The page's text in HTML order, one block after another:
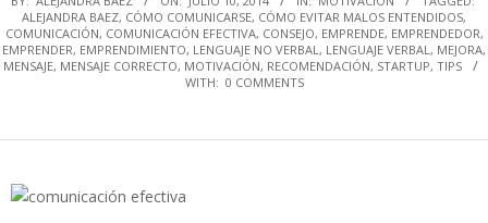
ALEJANDRA BAEZ, CÓMO COMUNICARSE, CÓMO EVITAR MALOS ENTENDIDOS,
COMUNICACIÓN, COMUNICACIÓN EFECTIVA, CONSEJO, EMPRENDE, EMPRENDEDOR,
EMPRENDER, EMPRENDIMIENTO, LENGUAJE NO VERBAL, LENGUAJE VERBAL, MEJORA,
MENSAJE, MENSAJE CORRECTO, MOTIVACIÓN, RECOMENDACIÓN, STARTUP, TIPS
WITH: 0 COMMENTS